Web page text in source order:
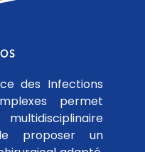
des Infections
permet
proposer un